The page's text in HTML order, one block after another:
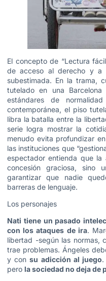
El concepto de “Lectura
de acceso al derecho y a
subestimada. En la trama,
tutelado en una
estándares de
contemporánea, el piso
libra la batalla entre la
serie logra mostrar la
menudo evita profundizar
las instituciones que
espectador entienda que la
concesión graciosa, sino
garantizar que nadie
barreras de lenguaje.
Los personajes
Nati tiene un pasado
con los ataques de ira.
libertad -según las normas,
trae problemas. Ángeles
y consu adicción al juego.
pero la sociedad no deja de